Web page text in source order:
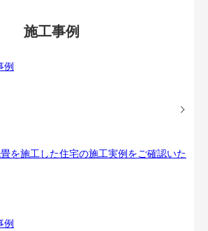
施工事例
を施工した住宅の施工実例をご確認いた